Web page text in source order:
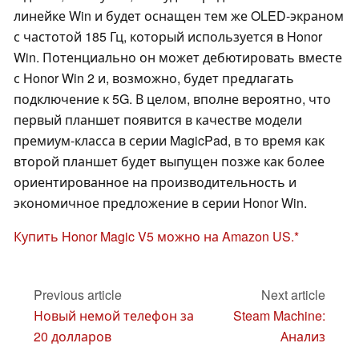
линейке Win и будет оснащен тем же OLED-экраном
с частотой 185 Гц, который используется в Honor
Win. Потенциально он может дебютировать вместе
с Honor Win 2 и, возможно, будет предлагать
подключение к 5G. В целом, вполне вероятно, что
первый планшет появится в качестве модели
премиум-класса в серии MagicPad, в то время как
второй планшет будет выпущен позже как более
ориентированное на производительность и
экономичное предложение в серии Honor Win.
Купить Honor Magic V5 можно на Amazon US.
Previous article
Новый немой телефон за
20 долларов
Next article
Steam Machine:
Анализ